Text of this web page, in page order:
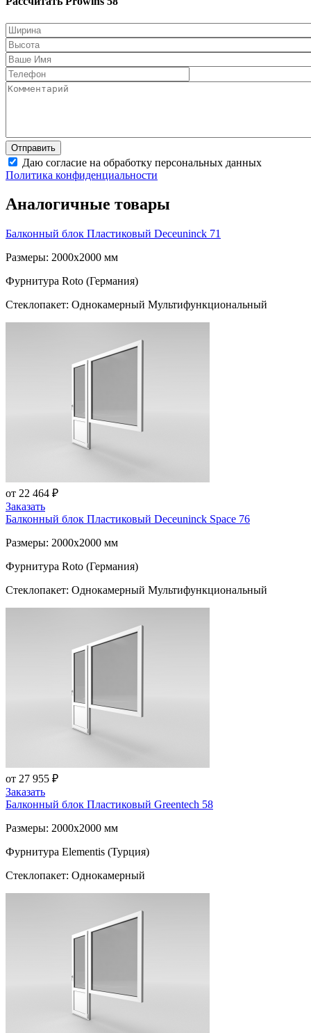
Даю согласие на обработку персональных данных
Политика конфиденциальности
Аналогичные товары
Балконный блок Пластиковый Deceuninck 71
Размеры: 2000x2000 мм
Фурнитура Roto (Германия)
Стеклопакет: Однокамерный Мультифункциональный
от 22 464 ₽
Заказать
Балконный блок Пластиковый Deceuninck Space 76
Размеры: 2000x2000 мм
Фурнитура Roto (Германия)
Стеклопакет: Однокамерный Мультифункциональный
от 27 955 ₽
Заказать
Балконный блок Пластиковый Greentech 58
Размеры: 2000x2000 мм
Фурнитура Elementis (Турция)
Стеклопакет: Однокамерный